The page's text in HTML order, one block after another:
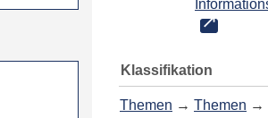
Klassifikation
Themen → Themen →